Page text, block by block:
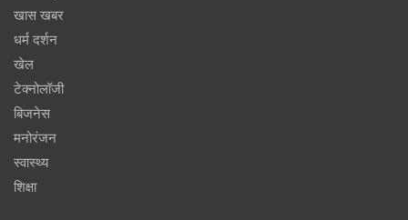
खास खबर
धर्म दर्शन
खेल
टेक्नोलॉजी
बिजनेस
मनोरंजन
स्वास्थ्य
शिक्षा